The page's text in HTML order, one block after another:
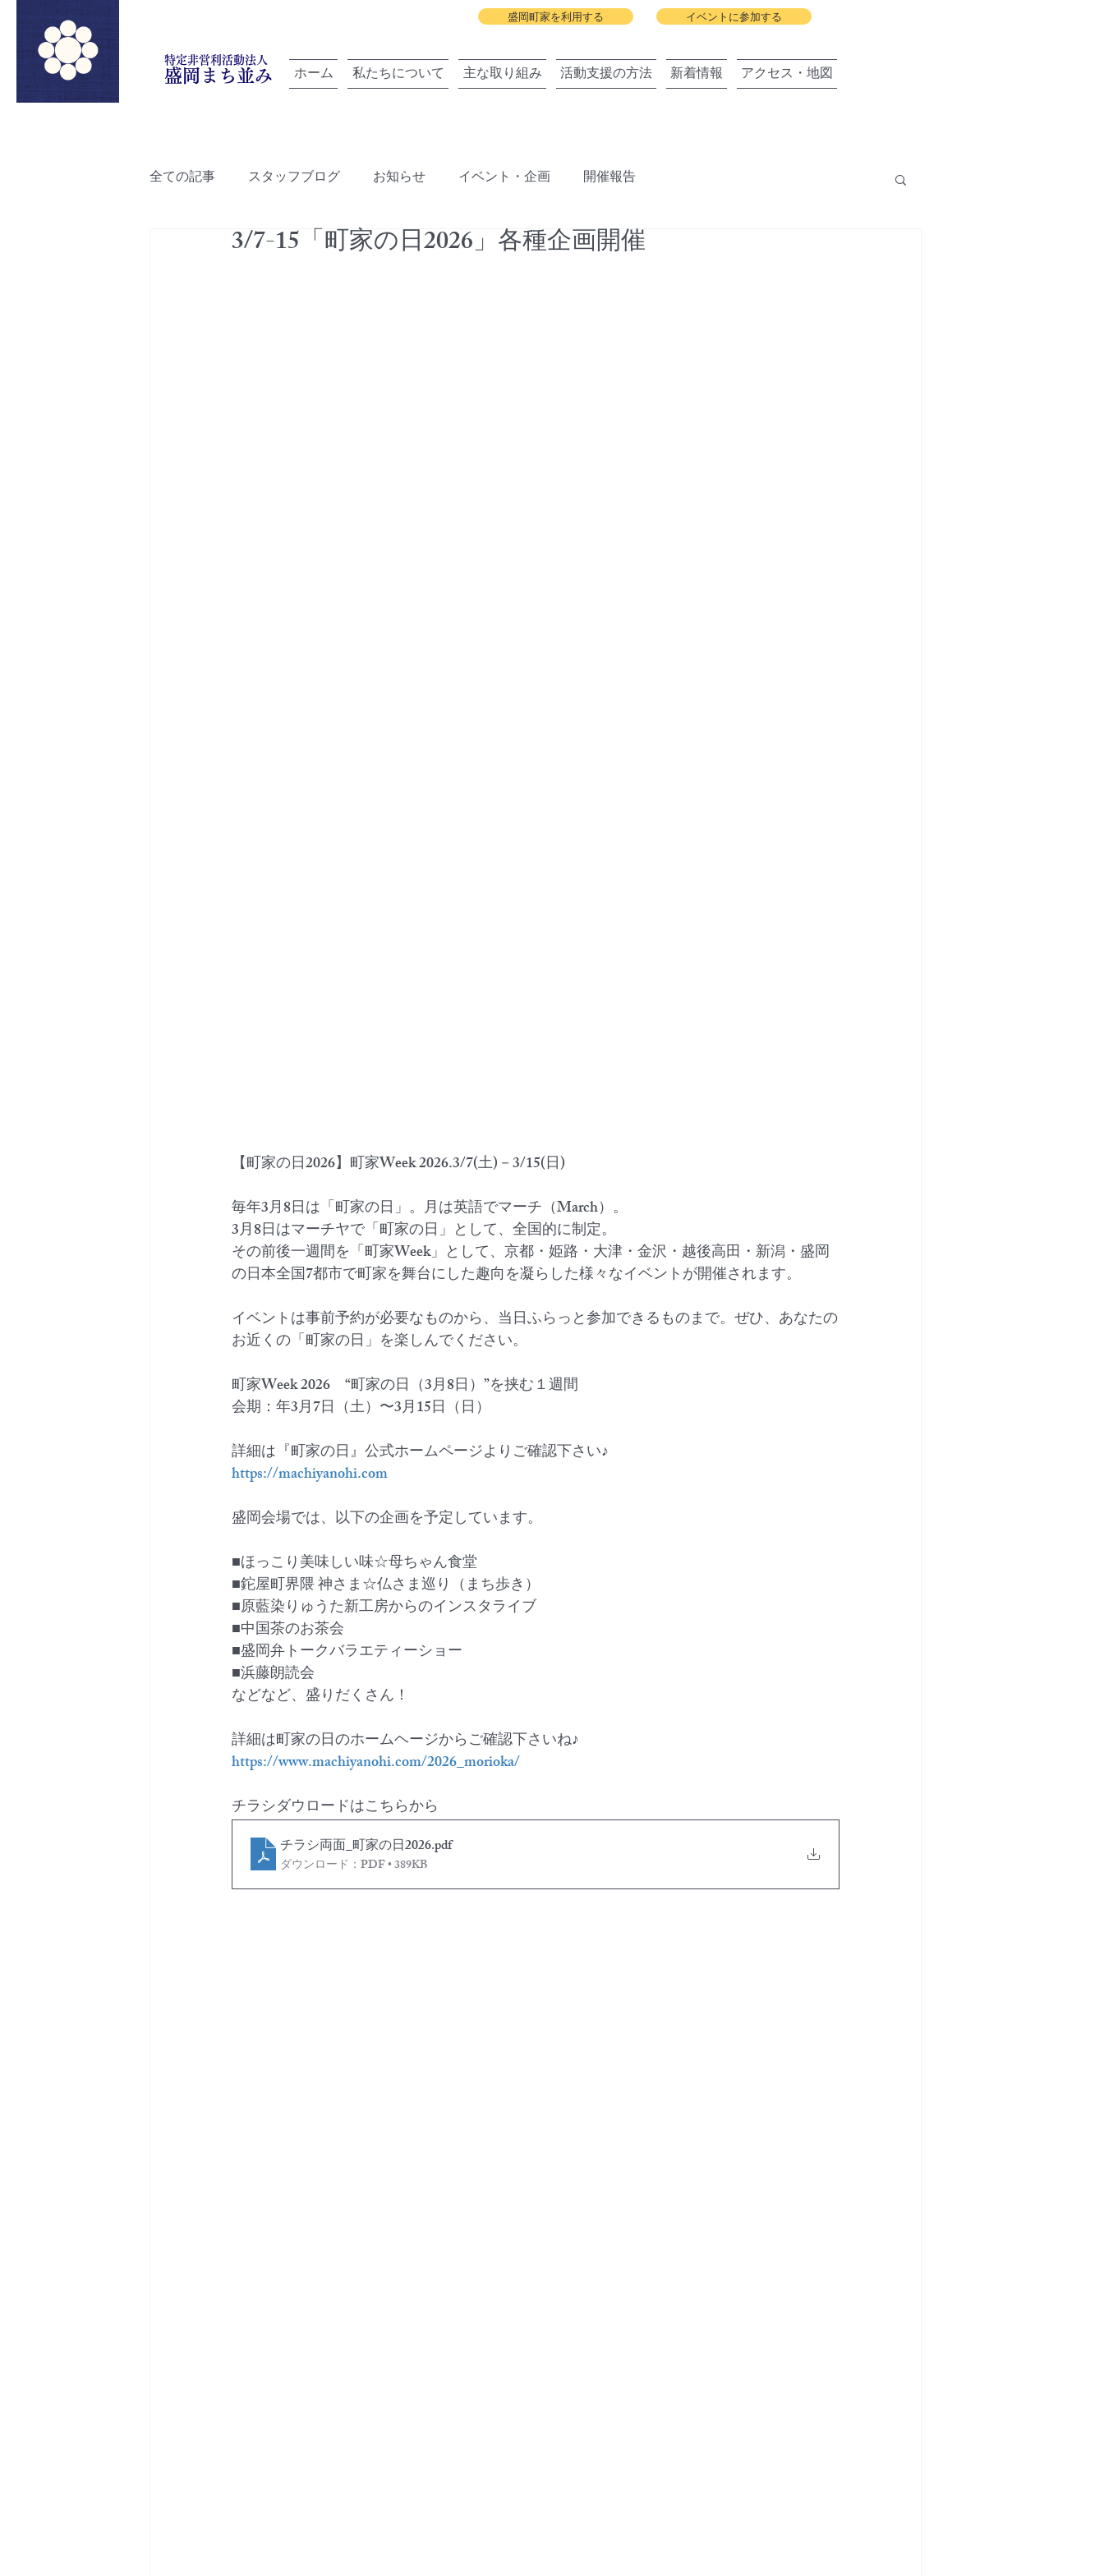
盛岡町家を利用する イベントに参加する
特定非営利活動法人
盛岡まち並み ホーム 私たちについて 主な取り組み 活動支援の方法 新着情報 アクセス・地図
全ての記事 スタッフブログ お知らせ イベント・企画 開催報告
「雲を紡ぐ」でつながろうプロジェクト 盛岡町家春祭り 北上川に舟っこを運航する盛岡の会
3/7-15「町家の日2026」各種企画開催
【町家の日2026】町家Week 2026.3/7(土)－3/15(日)
毎年3月8日は「町家の日」。月は英語でマーチ（March）。
3月8日はマーチヤで「町家の日」として、全国的に制定。
その前後一週間を「町家Week」として、京都・姫路・大津・金沢・越後高田・新潟・盛岡
の日本全国7都市で町家を舞台にした趣向を凝らした様々なイベントが開催されます。
イベントは事前予約が必要なものから、当日ふらっと参加できるものまで。ぜひ、あなたの
お近くの「町家の日」を楽しんでください。
町家Week 2026　“町家の日（3月8日）”を挟む１週間
会期：年3月7日（土）〜3月15日（日）
詳細は『町家の日』公式ホームページよりご確認下さい♪
https://machiyanohi.com
盛岡会場では、以下の企画を予定しています。
■ほっこり美味しい味☆母ちゃん食堂
■鉈屋町界隈 神さま☆仏さま巡り（まち歩き）
■原藍染りゅうた新工房からのインスタライブ
■中国茶のお茶会
■盛岡弁トークバラエティーショー
■浜藤朗読会
などなど、盛りだくさん！
詳細は町家の日のホームヘージからご確認下さいね♪
https://www.machiyanohi.com/2026_morioka/
チラシダウロードはこちらから
チラシ両面_町家の日2026.pdf
ダウンロード：PDF • 389KB